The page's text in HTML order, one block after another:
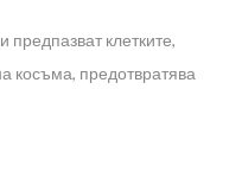
клетките,
косъма, предотвратява